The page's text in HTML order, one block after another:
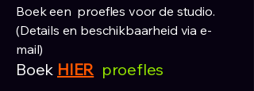
Boek een proefles voor de studio.
(Details en beschikbaarheid via e-
mail)
Boek HIER proefles